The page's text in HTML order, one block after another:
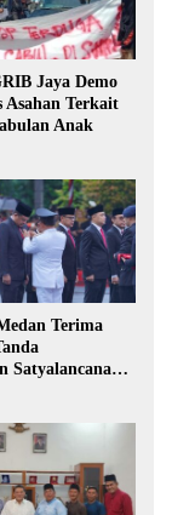
Jaya Demo
Asahan Terkait
Anak
Terima
Satyalancana